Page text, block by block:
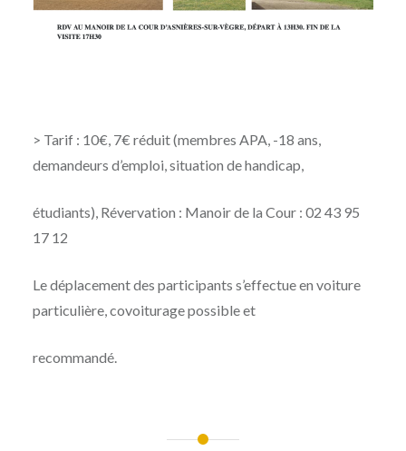
> Tarif : 10€, 7€ réduit (membres APA, -18 ans,
demandeurs d’emploi, situation de handicap,
étudiants), Révervation : Manoir de la Cour : 02 43 95
17 12
Le déplacement des participants s’effectue en voiture
particulière, covoiturage possible et
recommandé.